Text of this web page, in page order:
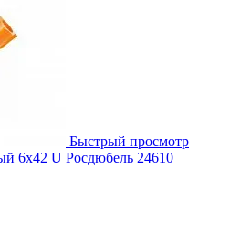
Быстрый просмотр
6х42 U Росдюбель 24610